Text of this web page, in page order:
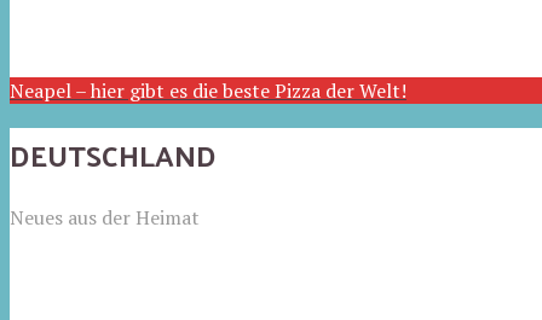
Neapel – hier gibt es die beste Pizza der Welt!
DEUTSCHLAND
Neues aus der Heimat